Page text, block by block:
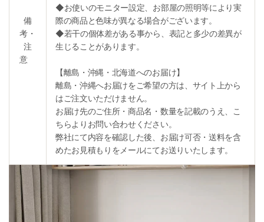
備
考・
注
意
◆お使いのモニター設定、お部屋の照明等により実
際の商品と色味が異なる場合がございます。
◆若干の個体差がある事から、表記と多少の差異が
生じることがあります。
【離島・沖縄・北海道へのお届け】
離島・沖縄へお届けをご希望の方は、サイト上から
はご注文いただけません。
お届け先のご住所・商品名・数量を記載のうえ、こ
ちらよりお問い合わせください。
弊社にて内容を確認した後、お届け可否・送料を含
めたお見積もりをメールにてお送りいたします。